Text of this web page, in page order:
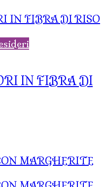
IN FIBRA DI